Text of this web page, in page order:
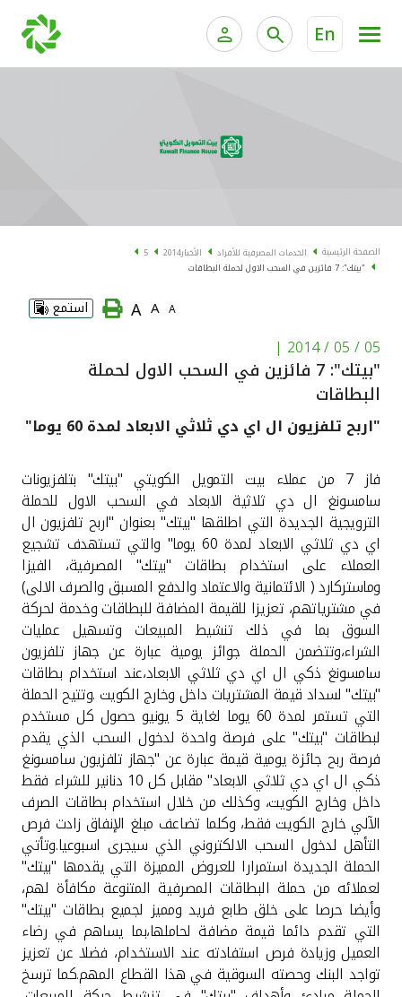
En
الخدمات المصرفية الإلكترونية للشركات
البطاقات
"برامج العملاء"
الاستثمار
القنوات المصرفية
أدوات وخدمات
خدمات ما بعد البيع
اتصل بنا
مواقع الفروع وأجهزة الصرف الآلي
ألمانيا
ماليزيا
تركيا
مصر
المملكة المتحدة
مملكة البحرين
الصفحة الرئيسية الخدمات المصرفية للأفراد الأخبار2014
5
"بيتك": 7 فائزين في السحب الاول لحملة البطاقات
A
A
A استمع
05 / 05 / 2014
|
"بيتك": 7 فائزين في السحب الاول لحملة
البطاقات
"اربح تلفزيون ال اي دي ثلاثي الابعاد لمدة 60 يوما"
فاز 7 من عملاء بيت التمويل الكويتي "بيتك" بتلفزيونات
سامسونغ ال دي ثلاثية الابعاد في السحب الاول للحملة
الترويجية الجديدة التي اطلقها "بيتك" بعنوان "اربح تلفزيون ال
اي دي ثلاثي الابعاد لمدة 60 يوما" والتي تستهدف تشجيع
العملاء على استخدام بطاقات "بيتك" المصرفية، الفيزا
وماستركارد ( الائتمانية والاعتماد والدفع المسبق والصرف الالى)
في مشترياتهم، تعزيزا للقيمة المضافة للبطاقات وخدمة لحركة
السوق بما في ذلك تنشيط المبيعات وتسهيل عمليات
الشراء،وتتضمن الحملة جوائز يومية عبارة عن جهاز تلفزيون
سامسونغ ذكي ال اي دي ثلاثي الابعاد،عند استخدام بطاقات
"بيتك" لسداد قيمة المشتريات داخل وخارج الكويت.وتتيح الحملة
التي تستمر لمدة 60 يوما لغاية 5 يونيو حصول كل مستخدم
لبطاقات "بيتك" على فرصة واحدة لدخول السحب الذي يقدم
فرصة ربح جائزة يومية قيمة عبارة عن "جهاز تلفزيون سامسونغ
ذكي ال اي دي ثلاثي الابعاد" مقابل كل 10 دنانير للشراء فقط
داخل وخارج الكويت، وكذلك من خلال استخدام بطاقات الصرف
الآلي خارج الكويت فقط، وكلما تضاعف مبلغ الإنفاق زادت فرص
التأهل لدخول السحب الالكتروني الذي سيجرى اسبوعيا.وتأتي
الحملة الجديدة استمرارا للعروض المميزة التي يقدمها "بيتك"
لعملائه من حملة البطاقات المصرفية المتنوعة مكافأة لهم،
وأيضا حرصا على خلق طابع فريد ومميز لجميع بطاقات "بيتك"
التي تقدم دائما قيمة مضافة لحاملها،بما يساهم في رضاء
العميل وزيادة فرص استفادته عند الاستخدام، فضلا عن تعزيز
تواجد البنك وحصته السوقية في هذا القطاع المهم.كما ترسخ